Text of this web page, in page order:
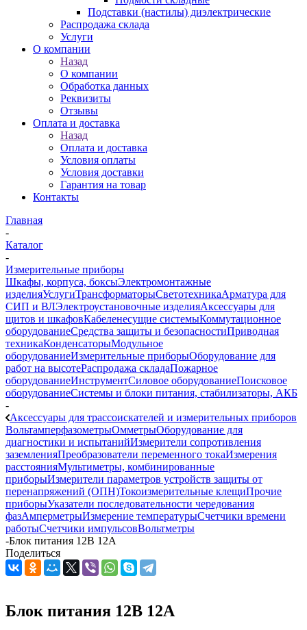
Подставки (настилы) диэлектрические
Распродажа склада
Услуги
О компании
Назад
О компании
Обработка данных
Реквизиты
Отзывы
Оплата и доставка
Назад
Оплата и доставка
Условия оплаты
Условия доставки
Гарантия на товар
Контакты
Главная
-
Каталог
-
Измерительные приборы
Шкафы, корпуса, боксыЭлектромонтажные
изделияУслугиТрансформаторыСветотехникаАрматура для
СИП и ВЛЭлектроустановочные изделияАксессуары для
щитов и шкафовКабеленесущие системыКоммутационное
оборудованиеСредства защиты и безопасностиПриводная
техникаКонденсаторыМодульное
оборудованиеИзмерительные приборыОборудование для
работ на высотеРаспродажа складаПожарное
оборудованиеИнструментСиловое оборудованиеПоисковое
оборудованиеСистемы и блоки питания, стабилизаторы, АКБ
-
Аксессуары для трассоискателей и измерительных приборов
ВольтамперфазометрыОмметрыОборудование для
диагностики и испытанийИзмерители сопротивления
заземленияПреобразователи переменного токаИзмерения
расстоянияМультиметры, комбинированные
приборыИзмерители параметров устройств защиты от
перенапряжений (ОПН)Токоизмерительные клещиПрочие
приборыУказатели последовательности чередования
фазАмперметрыИзмерение температурыСчетчики времени
работыСчетчики импульсовВольтметры
-Блок питания 12В 12А
Поделиться
Блок питания 12В 12А